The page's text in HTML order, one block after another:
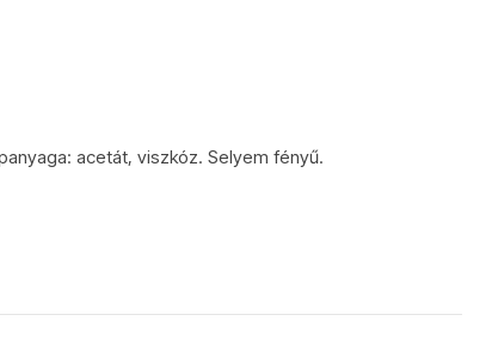
acetát, viszkóz. Selyem fényű.